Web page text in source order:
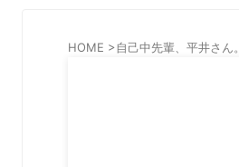
HOME >自己中先輩、平井さん。